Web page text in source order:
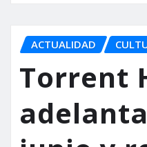
ACTUALIDAD
Torrent